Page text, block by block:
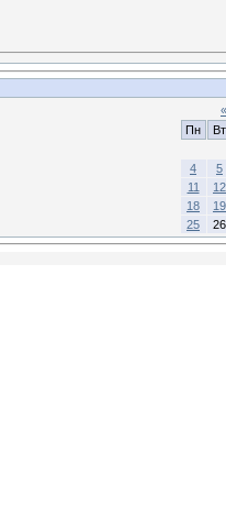
«
Пн
Вт
4
5
11
12
18
19
25
26